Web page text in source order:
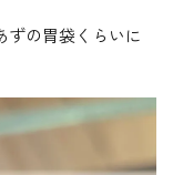
ずの胃袋くらいに